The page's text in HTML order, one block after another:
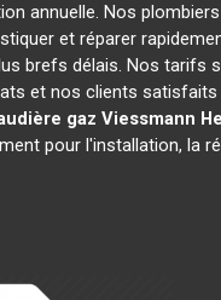
annuelle. Nos
et réparer
brefs délais. Nos
et nos clients
gaz Viessmann
pour l'installation, la